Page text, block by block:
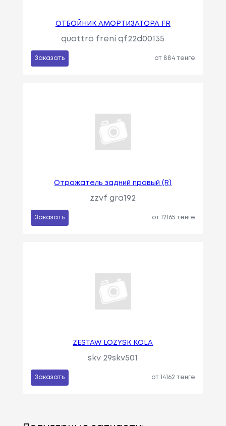
ОТБОЙНИК АМОРТИЗАТОРА FR
quattro freni qf22d00135
Заказать от 884 тенге
Отражатель задний правый (R)
zzvf gra192
Заказать от 12165 тенге
ZESTAW LOZYSK KOLA
skv 29skv501
Заказать от 14162 тенге